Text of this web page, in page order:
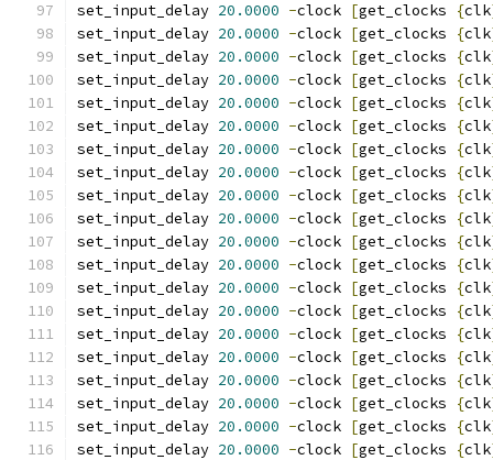
set_input_delay 20.0000 -clock [get_clocks {clk
set_input_delay 20.0000 -clock [get_clocks {clk
set_input_delay 20.0000 -clock [get_clocks {clk
set_input_delay 20.0000 -clock [get_clocks {clk
set_input_delay 20.0000 -clock [get_clocks {clk
set_input_delay 20.0000 -clock [get_clocks {clk
set_input_delay 20.0000 -clock [get_clocks {clk
set_input_delay 20.0000 -clock [get_clocks {clk
set_input_delay 20.0000 -clock [get_clocks {clk
set_input_delay 20.0000 -clock [get_clocks {clk
set_input_delay 20.0000 -clock [get_clocks {clk
set_input_delay 20.0000 -clock [get_clocks {clk
set_input_delay 20.0000 -clock [get_clocks {clk
set_input_delay 20.0000 -clock [get_clocks {clk
set_input_delay 20.0000 -clock [get_clocks {clk
set_input_delay 20.0000 -clock [get_clocks {clk
set_input_delay 20.0000 -clock [get_clocks {clk
set_input_delay 20.0000 -clock [get_clocks {clk
set_input_delay 20.0000 -clock [get_clocks {clk
set_input_delay 20.0000 -clock [get_clocks {clk